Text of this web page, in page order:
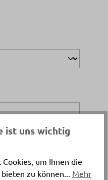
ist uns wichtig
um Ihnen die
zu können... Mehr